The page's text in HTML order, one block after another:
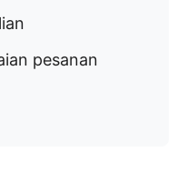
pesanan